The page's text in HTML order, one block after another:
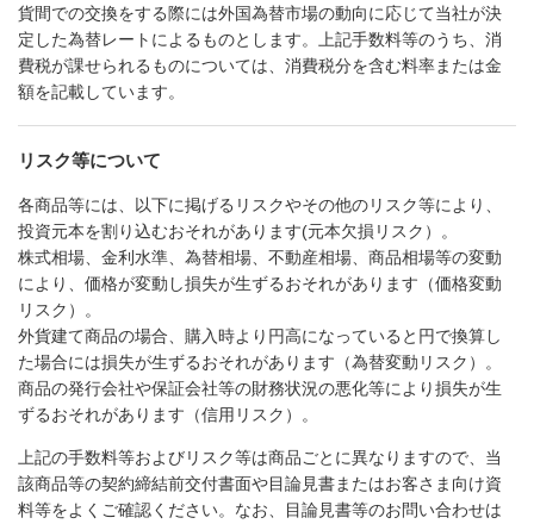
貨間での交換をする際には外国為替市場の動向に応じて当社が決
定した為替レートによるものとします。上記手数料等のうち、消
費税が課せられるものについては、消費税分を含む料率または金
額を記載しています。
リスク等について
各商品等には、以下に掲げるリスクやその他のリスク等により、
投資元本を割り込むおそれがあります(元本欠損リスク）。
株式相場、金利水準、為替相場、不動産相場、商品相場等の変動
により、価格が変動し損失が生ずるおそれがあります（価格変動
リスク）。
外貨建て商品の場合、購入時より円高になっていると円で換算し
た場合には損失が生ずるおそれがあります（為替変動リスク）。
商品の発行会社や保証会社等の財務状況の悪化等により損失が生
ずるおそれがあります（信用リスク）。
上記の手数料等およびリスク等は商品ごとに異なりますので、当
該商品等の契約締結前交付書面や目論見書またはお客さま向け資
料等をよくご確認ください。なお、目論見書等のお問い合わせは